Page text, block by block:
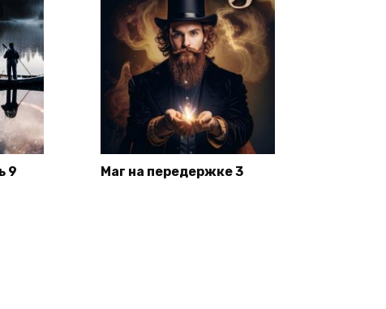
9 Маг на передержке 3